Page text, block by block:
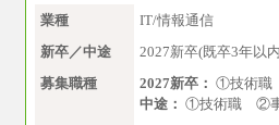
試用期間中も給与
（3）技能職（正社員
基本給
月給 182,400円
業種
IT/情報通信
新卒／中途
2027新卒(既卒3年以
募集職種
2027新卒： ①技術
中途： ①技術職 ②